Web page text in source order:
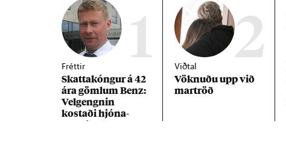
1
Fréttir
Skattakóng­ur á 42
ára göml­um Benz:
Vel­gengn­in
kostaði hjóna­
band­ið
2
Viðtal
Vökn­uðu upp við
mar­tröð